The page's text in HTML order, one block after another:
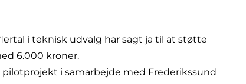
i teknisk udvalg har sagt ja til at støtte
6.000 kroner.
i samarbejde med Frederikssund